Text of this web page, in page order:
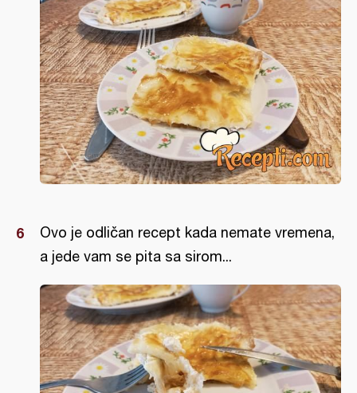
Ovo je odličan recept kada nemate vremena,
a jede vam se pita sa sirom...